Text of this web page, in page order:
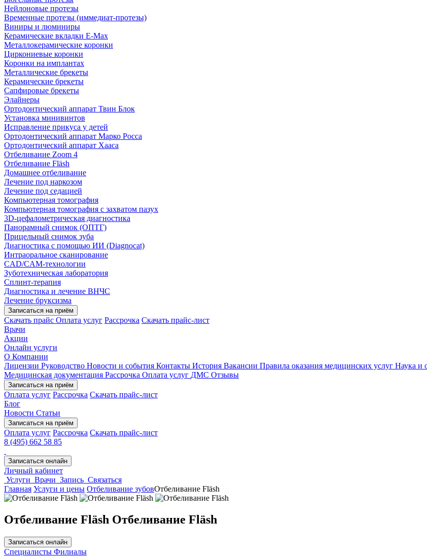
Нейлоновые протезы
Временные протезы (иммедиат-протезы)
Виниры и люминиры
Керамические вкладки E-Max
Металлокерамические коронки
Циркониевые коронки
Коронки на имплантах
Металлические брекеты
Керамические брекеты
Сапфировые брекеты
Элайнеры
Ортодонтический аппарат Твин Блок
Установка минивинтов
Исправление прикуса у детей
Ортодонтический аппарат Марко Росса
Ортодонтический аппарат Хааса
Отбеливание Zoom 4
Отбеливание Fläsh
Домашнее отбеливание
Лечение под наркозом
Лечение под седацией
Компьютерная томография
Компьютерная томография с захватом пазух
3D-цефалометрическая диагностика
Панорамный снимок (ОПТГ)
Прицельный снимок зуба
Диагностика с помощью ИИ (Diagnocat)
Интраоральное сканирование
CAD/CAM-технологии
Зуботехническая лаборатория
Сплинт-терапия
Диагностика и лечение ВНЧС
Лечение бруксизма
Записаться на приём
Скачать прайс Оплата услуг Рассрочка Скачать прайс-лист
Врачи
Акции
Онлайн услуги
О Компании
Лицензии Руководство Новости и события Контакты История Вакансии Правила оказания медицинских услуг Наука и
Медицинская документация Рассрочка Оплата услуг ДМС Отзывы
Записаться на приём
Оплата услуг Рассрочка Скачать прайс-лист
Блог
Новости Статьи
Записаться на приём
Оплата услуг Рассрочка Скачать прайс-лист
8 (495) 662 58 85
Записаться онлайн
Личный кабинет
Услуги Врачи Запись Связаться
Главная Услуги и цены Отбеливание зубовОтбеливание Fläsh
Отбеливание Fläsh Отбеливание Fläsh
Записаться онлайн
Cпециалисты Филиалы